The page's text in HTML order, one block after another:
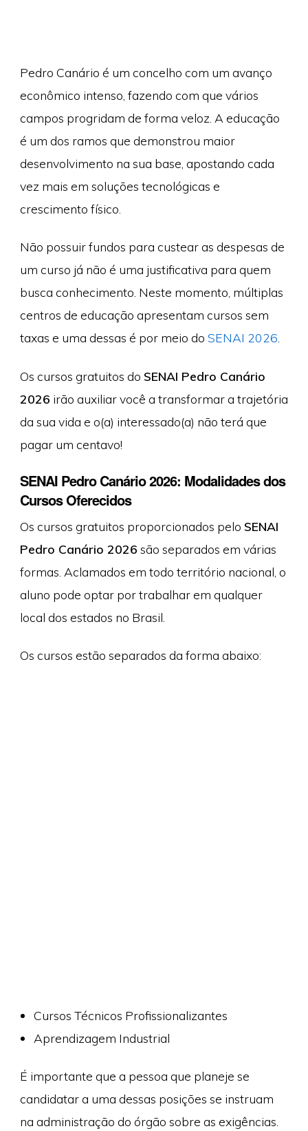
Pedro Canário é um concelho com um avanço
econômico intenso, fazendo com que vários
campos progridam de forma veloz. A educação
é um dos ramos que demonstrou maior
desenvolvimento na sua base, apostando cada
vez mais em soluções tecnológicas e
crescimento físico.
Não possuir fundos para custear as despesas de
um curso já não é uma justificativa para quem
busca conhecimento. Neste momento, múltiplas
centros de educação apresentam cursos sem
taxas e uma dessas é por meio do SENAI 2026
Os cursos gratuitos do SENAI Pedro Canário
2026 irão auxiliar você a transformar a trajetória
da sua vida e o(a) interessado(a) não terá que
pagar um centavo!
SENAI Pedro Canário 2026: Modalidades dos
Cursos Oferecidos
Os cursos gratuitos proporcionados pelo SENAI
Pedro Canário 2026 são separados em várias
formas. Aclamados em todo território nacional, o
aluno pode optar por trabalhar em qualquer
local dos estados no Brasil.
Os cursos estão separados da forma abaixo:
Cursos Técnicos Profissionalizantes
Aprendizagem Industrial
É importante que a pessoa que planeje se
candidatar a uma dessas posições se instruam
na administração do órgão sobre as exigências.